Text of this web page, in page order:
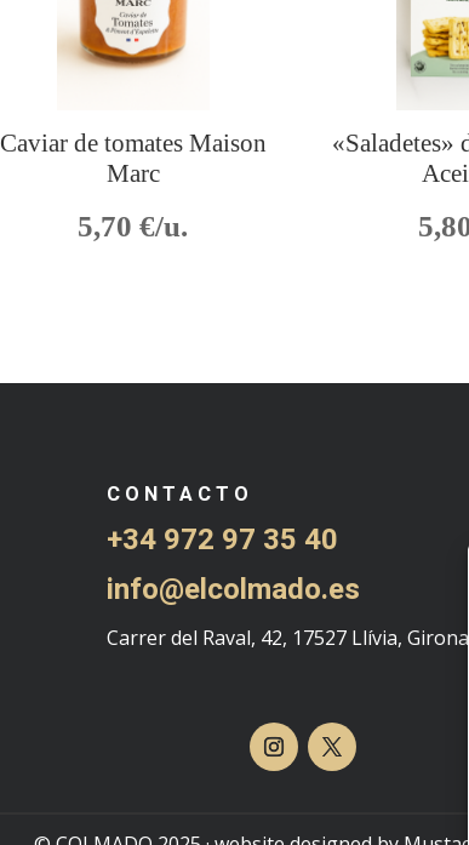
Caviar de tomates Maison
Marc
5,70€/u.
«Saladetes»
CONTACTO
+34 972 97 35 40
info@elcolmado.es
Carrer del Raval, 42, 17527 Llívia, Girona